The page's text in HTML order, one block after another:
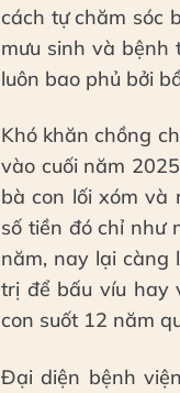
cách tự chăm sóc
mưu sinh và bệnh
luôn bao phủ bởi
Khó khăn chồng
vào cuối năm
bà con lối xóm và
số tiền đó chỉ như
năm, nay lại càng
trị để bấu víu hay
con suốt 12 năm
Đại diện bệnh